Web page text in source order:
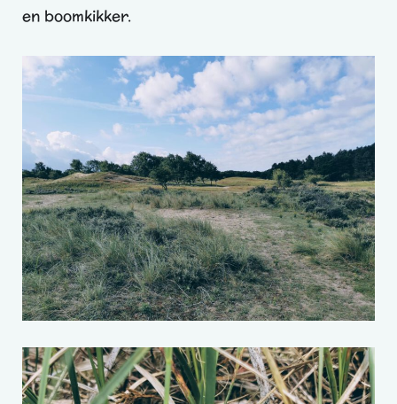
en boomkikker.